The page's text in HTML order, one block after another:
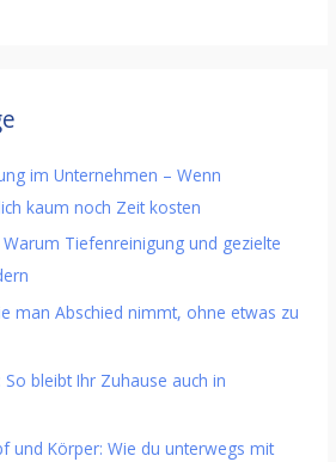
im Unternehmen – Wenn
kaum noch Zeit kosten
Tiefenreinigung und gezielte
man Abschied nimmt, ohne etwas zu
So bleibt Ihr Zuhause auch in
und Körper: Wie du unterwegs mit